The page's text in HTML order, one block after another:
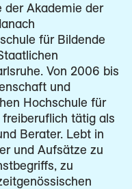
der Akademie der
für Bildende
Von 2006 bis
und
Hochschule für
tätig als
Berater. Lebt in
und Aufsätze zu
zu